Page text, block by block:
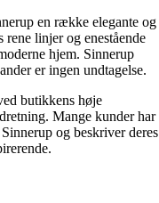
en række elegante og
linjer og enestående
hjem. Sinnerup
er ingen undtagelse.
butikkens høje
Mange kunder har
og beskriver deres